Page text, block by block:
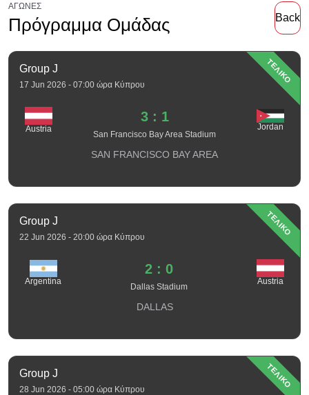
ΑΓΏΝΕΣ
Πρόγραμμα Ομάδας Back
ΤΕΛΙΚΟ
Group J
17 Jun 2026 - 07:00 ώρα Κύπρου
Austria
3 : 1
San Francisco Bay Area Stadium
Jordan
SAN FRANCISCO BAY AREA
ΤΕΛΙΚΟ
Group J
22 Jun 2026 - 20:00 ώρα Κύπρου
Argentina
2 : 0
Dallas Stadium
Austria
DALLAS
ΤΕΛΙΚΟ
Group J
28 Jun 2026 - 05:00 ώρα Κύπρου